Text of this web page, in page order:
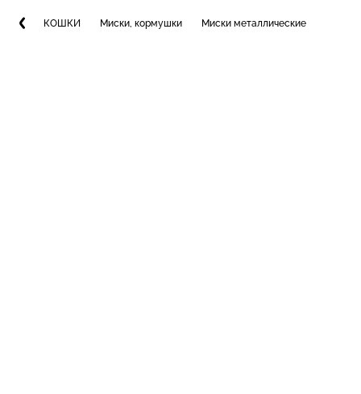
КОШКИ Миски, кормушки Миски металлические